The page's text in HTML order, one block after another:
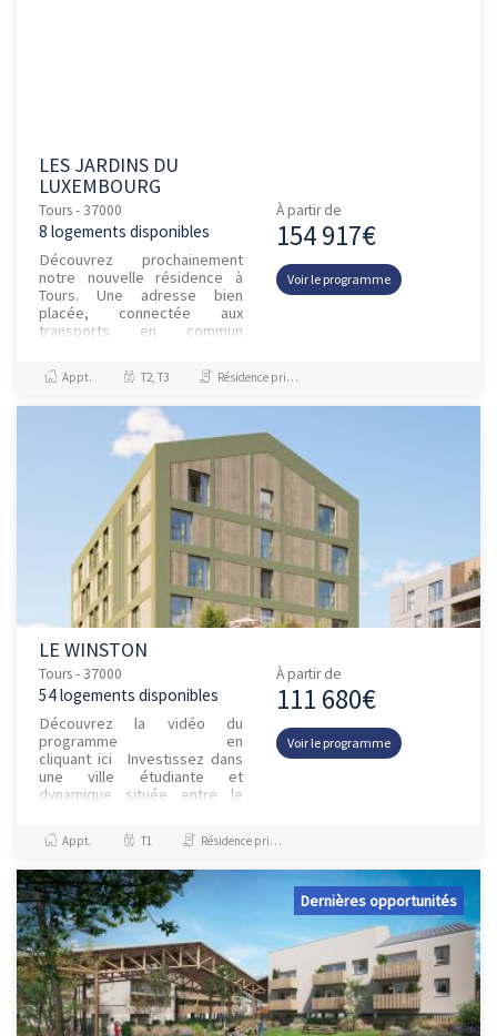
LES JARDINS DU
LUXEMBOURG
Tours - 37000
8 logements disponibles
Découvrez prochainement
notre nouvelle résidence à
Tours. Une adresse bien
placée, connectée aux
transports en commun
proche des commerces de
Tours Nord. Une réside...
À partir de
154 917€
Voir le programme
Appt. T2, T3 Résidence principale / PTZ, Investissement et Défiscalisation
LE WINSTON
Tours - 37000
54 logements disponibles
Découvrez la vidéo du
programme en
cliquant ici Investissez dans
une ville étudiante et
dynamique située entre le
de Loire et étape incontourn...
À partir de
111 680€
Voir le programme
Appt. T1 Résidence principale / PTZ
Dernières opportunités